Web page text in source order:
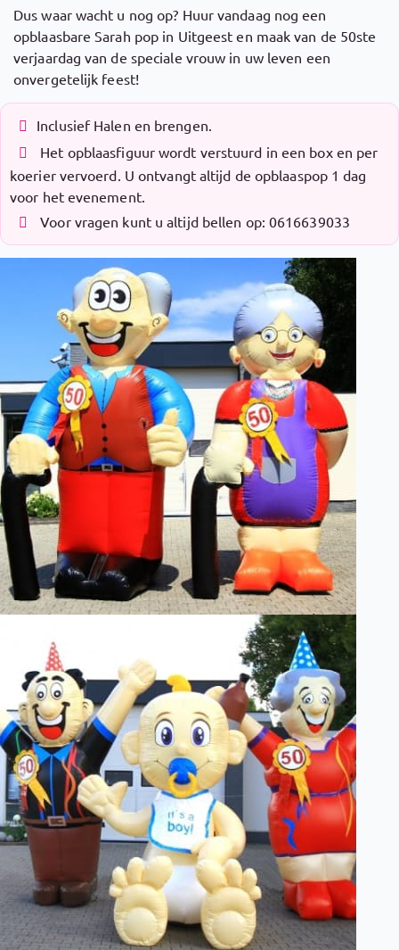
Dus waar wacht u nog op? Huur vandaag nog een
opblaasbare Sarah pop in Uitgeest en maak van de 50ste
verjaardag van de speciale vrouw in uw leven een
onvergetelijk feest!
Inclusief Halen en brengen.
Het opblaasfiguur wordt verstuurd in een box en per
koerier vervoerd. U ontvangt altijd de opblaaspop 1 dag
voor het evenement.
Voor vragen kunt u altijd bellen op: 0616639033